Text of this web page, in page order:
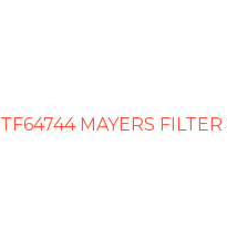
TF64744 MAYERS FILTER